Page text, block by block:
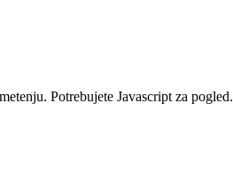
Potrebujete Javascript za pogled.